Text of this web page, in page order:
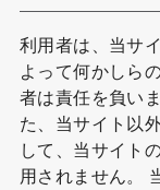
利用者は、当サ
よって何かしら
者は責任を負い
た、当サイト以
して、当サイト
用されません。